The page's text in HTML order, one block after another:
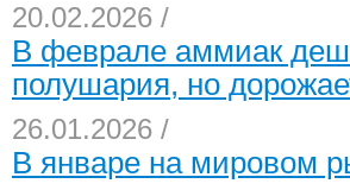
20.02.2026 /
В феврале аммиак
полушария, но
26.01.2026 /
В январе на мировом